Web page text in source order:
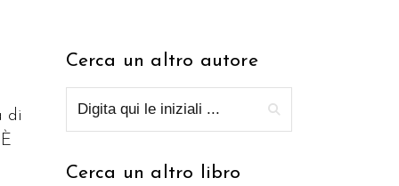
di
Cerca un altro autore
Cerca un altro libro